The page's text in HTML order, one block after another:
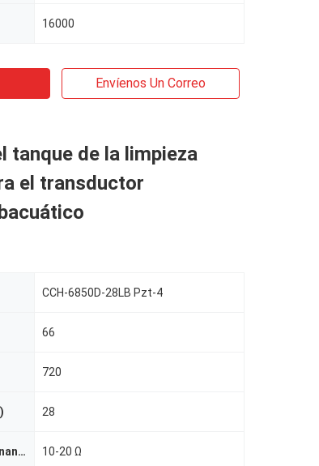
16000
Envíenos Un Correo
tanque de la limpieza
el transductor
CCH-6850D-28LB Pzt-4
66
720
28
Impedancia de la resonancia 10-20 Ω